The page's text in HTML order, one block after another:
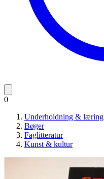
0
Underholdning & læring
Bøger
Faglitteratur
Kunst & kultur